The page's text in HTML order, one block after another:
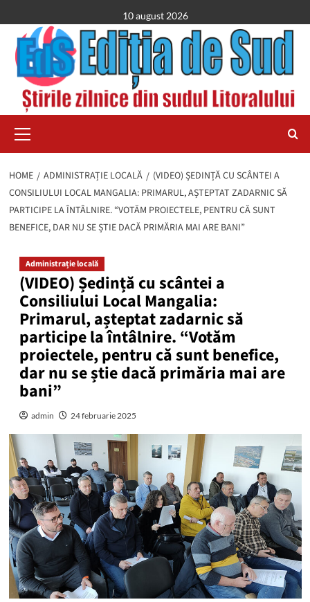
to
content
10 august 2026
Menu
HOME ADMINISTRAȚIE LOCALĂ
(VIDEO) ȘEDINȚĂ CU SCÂNTEI A
CONSILIULUI LOCAL MANGALIA: PRIMARUL, AȘTEPTAT ZADARNIC SĂ
PARTICIPE LA ÎNTÂLNIRE. “VOTĂM PROIECTELE, PENTRU CĂ SUNT
BENEFICE, DAR NU SE ȘTIE DACĂ PRIMĂRIA MAI ARE BANI”
Administrație locală
(VIDEO) Ședință cu scântei a
Consiliului Local Mangalia:
Primarul, așteptat zadarnic să
participe la întâlnire. “Votăm
proiectele, pentru că sunt benefice,
dar nu se știe dacă primăria mai are
bani”
admin 24 februarie 2025